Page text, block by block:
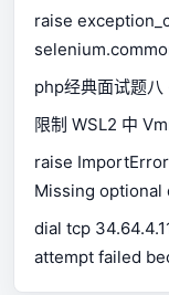
available.
raise
php经典面试题
限制 WSL2 中
raise
Missing optional
for Excel
dial tcp
attempt failed